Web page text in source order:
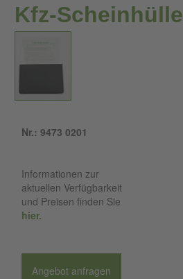
Kfz-
Nr.: 9473 0201
Informationen zur
aktuellen Verfügbarkeit
und Preisen finden Sie
hier.
Angebot anfragen